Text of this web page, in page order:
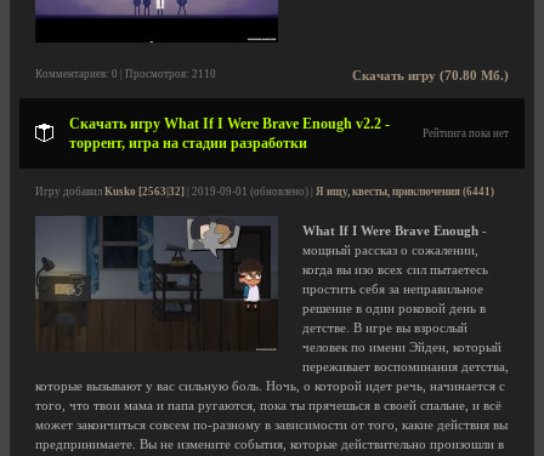
Скачать игру (70.80 Мб.)
Комментариев: 0 | Просмотров: 2110
Скачать игру What If I Were Brave Enough v2.2 -
торрент, игра на стадии разработки
Рейтинга пока нет
Игру добавил Kusko [2563|32] | 2019-09-01 (обновлено) | Я ищу, квесты, приключения (6441)
What If I Were Brave Enough -
мощный рассказ о сожалении,
когда вы изо всех сил пытаетесь
простить себя за неправильное
решение в один роковой день в
детстве. В игре вы взрослый
человек по имени Эйден, который
переживает воспоминания детства,
которые вызывают у вас сильную боль. Ночь, о которой идет речь, начинается с
того, что твои мама и папа ругаются, пока ты прячешься в своей спальне, и всё
может закончиться совсем по-разному в зависимости от того, какие действия вы
предпринимаете. Вы не измените события, которые действительно произошли в